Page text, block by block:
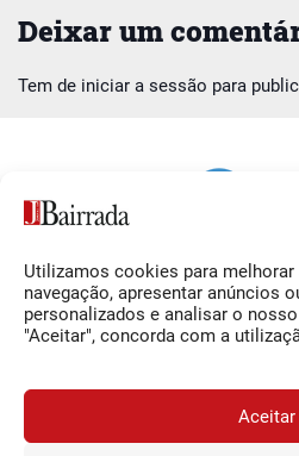
Utilizamos cookies para melhorar
navegação, apresentar anúncios
personalizados e analisar o
"Aceitar", concorda com a
Aceitar
Deixar um
Tem de iniciar a sessão para
Siga-nos
Facebook